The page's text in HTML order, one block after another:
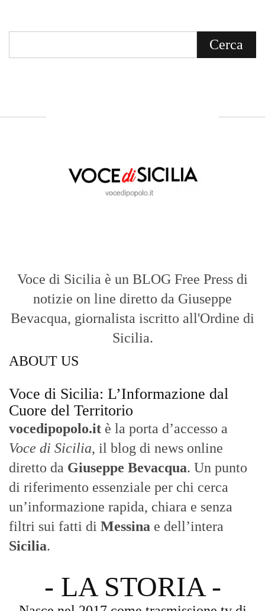
Voce di Sicilia è un BLOG Free Press di
notizie on line diretto da Giuseppe
Bevacqua, giornalista iscritto all'Ordine di
Sicilia.
ABOUT US
Voce di Sicilia: L’Informazione dal
Cuore del Territorio
vocedipopolo.it è la porta d’accesso a
Voce di Sicilia, il blog di news online
diretto da Giuseppe Bevacqua. Un punto
di riferimento essenziale per chi cerca
un’informazione rapida, chiara e senza
filtri sui fatti di Messina e dell’intera
Sicilia.
- LA STORIA -